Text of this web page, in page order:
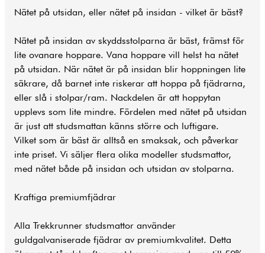
Nätet på utsidan, eller nätet på insidan - vilket är bäst?
Nätet på insidan av skyddsstolparna är bäst, främst för
lite ovanare hoppare. Vana hoppare vill helst ha nätet
på utsidan. När nätet är på insidan blir hoppningen lite
säkrare, då barnet inte riskerar att hoppa på fjädrarna,
eller slå i stolpar/ram. Nackdelen är att hoppytan
upplevs som lite mindre. Fördelen med nätet på utsidan
är just att studsmattan känns större och luftigare.
Vilket som är bäst är alltså en smaksak, och påverkar
inte priset. Vi säljer flera olika modeller studsmattor,
med nätet både på insidan och utsidan av stolparna.
Kraftiga premiumfjädrar
Alla Trekkrunner studsmattor använder
guldgalvaniserade fjädrar av premiumkvalitet. Detta